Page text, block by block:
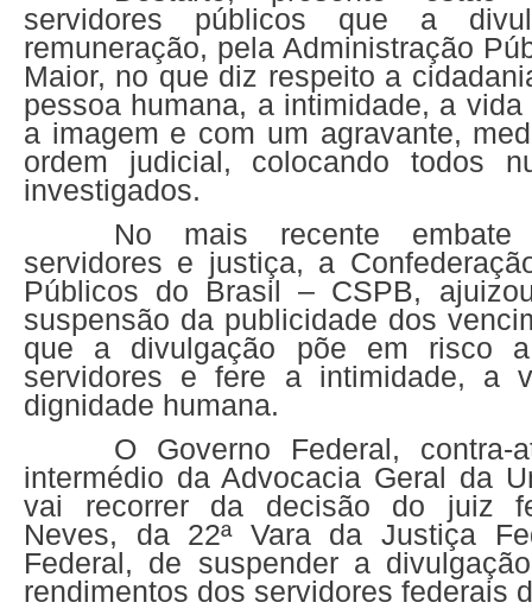
servidores públicos que a
remuneração, pela Administração
Maior, no que diz respeito a
pessoa humana, a intimidade, a
a imagem e com um agravante,
ordem judicial, colocando todos
investigados.
No mais recente embate
servidores e justiça, a
Públicos do Brasil – CSPB,
suspensão da publicidade dos
que a divulgação põe em risco
servidores e fere a intimidade, a
dignidade humana.
O Governo Federal, contra-
intermédio da Advocacia Geral da
vai recorrer da decisão do juiz
Neves, da 22ª Vara da Justiça
Federal, de suspender a
rendimentos dos servidores federais